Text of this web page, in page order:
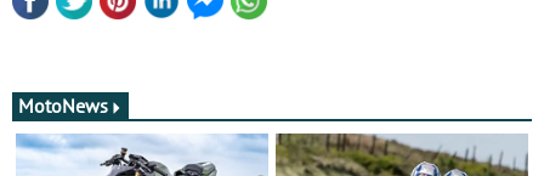
MotoNews